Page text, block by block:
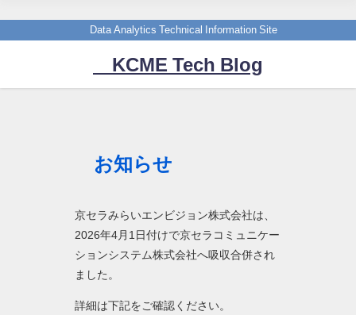
Data Analytics Technical Information Site
KCME Tech Blog
お知らせ
京セラみらいエンビジョン株式会社は、
2026年4月1日付けで京セラコミュニケー
ションシステム株式会社へ吸収合併され
ました。
詳細は下記をご確認ください。